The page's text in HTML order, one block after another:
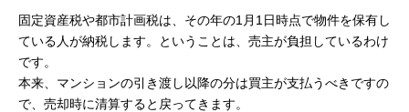
固定資産税や都市計画税は、その年の1月1日時点で物件を保有し
ている人が納税します。ということは、売主が負担しているわけ
です。
本来、マンションの引き渡し以降の分は買主が支払うべきですの
で、売却時に清算すると戻ってきます。